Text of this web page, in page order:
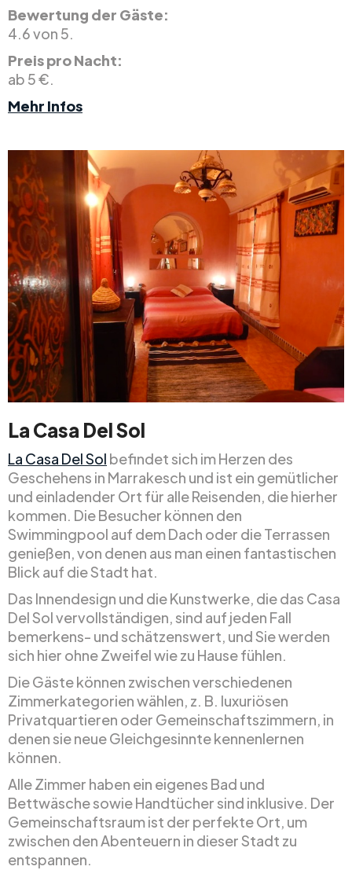
Bewertung der Gäste:
4.6 von 5.
Preis pro Nacht:
ab 5 €.
Mehr Infos
La Casa Del Sol
La Casa Del Sol befindet sich im Herzen des
Geschehens in Marrakesch und ist ein gemütlicher
und einladender Ort für alle Reisenden, die hierher
kommen. Die Besucher können den
Swimmingpool auf dem Dach oder die Terrassen
genießen, von denen aus man einen fantastischen
Blick auf die Stadt hat.
Das Innendesign und die Kunstwerke, die das Casa
Del Sol vervollständigen, sind auf jeden Fall
bemerkens- und schätzenswert, und Sie werden
sich hier ohne Zweifel wie zu Hause fühlen.
Die Gäste können zwischen verschiedenen
Zimmerkategorien wählen, z. B. luxuriösen
Privatquartieren oder Gemeinschaftszimmern, in
denen sie neue Gleichgesinnte kennenlernen
können.
Alle Zimmer haben ein eigenes Bad und
Bettwäsche sowie Handtücher sind inklusive. Der
Gemeinschaftsraum ist der perfekte Ort, um
zwischen den Abenteuern in dieser Stadt zu
entspannen.